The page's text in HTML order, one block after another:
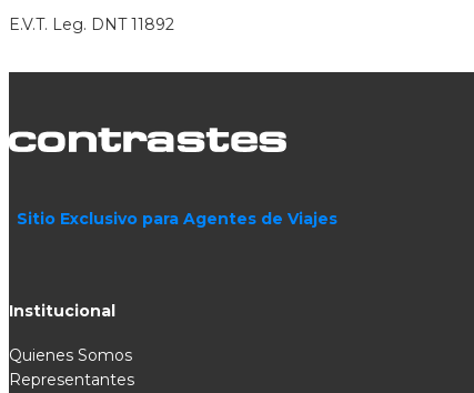
E.V.T. Leg. DNT 11892
Sitio Exclusivo para Agentes de Viajes
Institucional
Quienes Somos
Representantes